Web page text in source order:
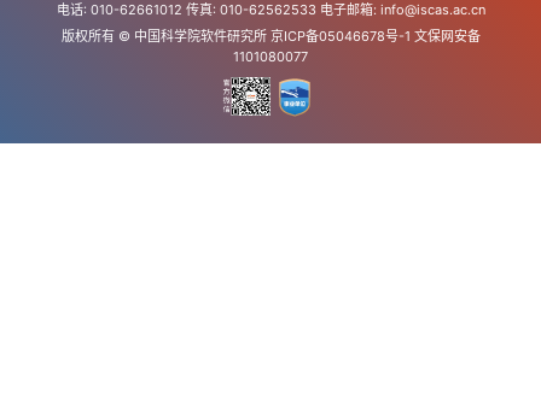
电话: 010-62661012 传真: 010-62562533 电子邮箱: info@iscas.ac.cn
版权所有 © 中国科学院软件研究所 京ICP备05046678号-1 文保网安备
1101080077